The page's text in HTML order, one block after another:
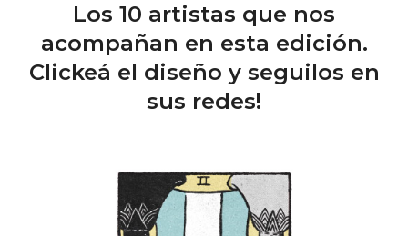
Los 10 artistas que nos
acompañan en esta edición.
Clickeá el diseño y seguilos en
sus redes!